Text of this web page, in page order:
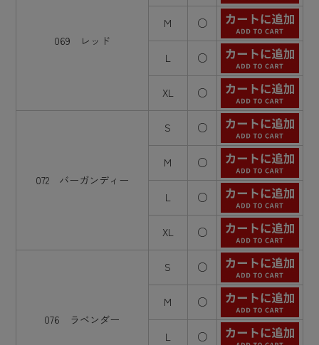
069 レッド
M ○
L ○
XL ○
072 バーガンディー
S ○
M ○
L ○
XL ○
076 ラベンダー
S ○
M ○
L ○